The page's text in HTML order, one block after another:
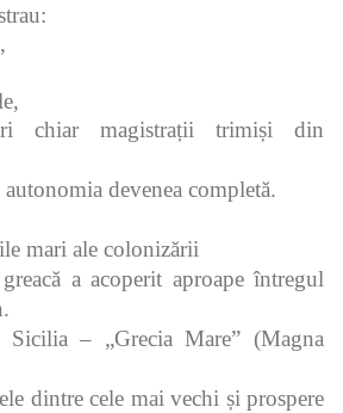
chiar magistrații trimiși din
devenea completă.
mari ale colonizării
a acoperit aproape întregul
– „Grecia Mare” (Magna
dintre cele mai vechi și prospere